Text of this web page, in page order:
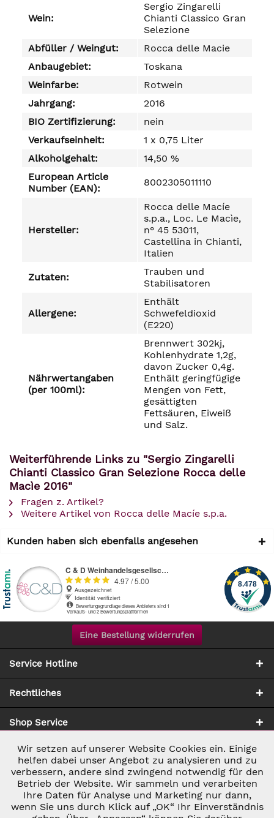
Wein:
Sergio Zingarelli
Chianti Classico Gran
Selezione
Abfüller / Weingut:
Rocca delle Macie
Anbaugebiet:
Toskana
Weinfarbe:
Rotwein
Jahrgang:
2016
BIO Zertifizierung:
nein
Verkaufseinheit:
1 x 0,75 Liter
Alkoholgehalt:
14,50 %
European Article
Number (EAN):
8002305011110
Hersteller:
Rocca delle Macíe
s.p.a., Loc. Le Macìe,
n° 45 53011,
Castellina in Chianti,
Italien
Zutaten:
Trauben und
Stabilisatoren
Allergene:
Enthält
Schwefeldioxid
(E220)
Nährwertangaben
(per 100ml):
Brennwert 302kj,
Kohlenhydrate 1,2g,
davon Zucker 0,4g.
Enthält geringfügige
Mengen von Fett,
gesättigten
Fettsäuren, Eiweiß
und Salz.
Weiterführende Links zu "Sergio Zingarelli
Chianti Classico Gran Selezione Rocca delle
Macìe 2016"
Fragen z. Artikel?
Weitere Artikel von Rocca delle Macíe s.p.a.
Kunden haben sich ebenfalls angesehen
Eine Bestellung widerrufen
Service Hotline
Rechtliches
Shop Service
Zahlung & Versand
Notwendig Aktiv
Marketing Inaktiv
Wir setzen auf unserer Website Cookies ein. Einige
helfen dabei unser Angebot zu analysieren und zu
verbessern, andere sind zwingend notwendig für den
Betrieb der Website. Wir sammeln und verarbeiten
Ihre Daten für Analyse und Marketing nur dann,
wenn Sie uns durch Klick auf „OK“ Ihr Einverständnis